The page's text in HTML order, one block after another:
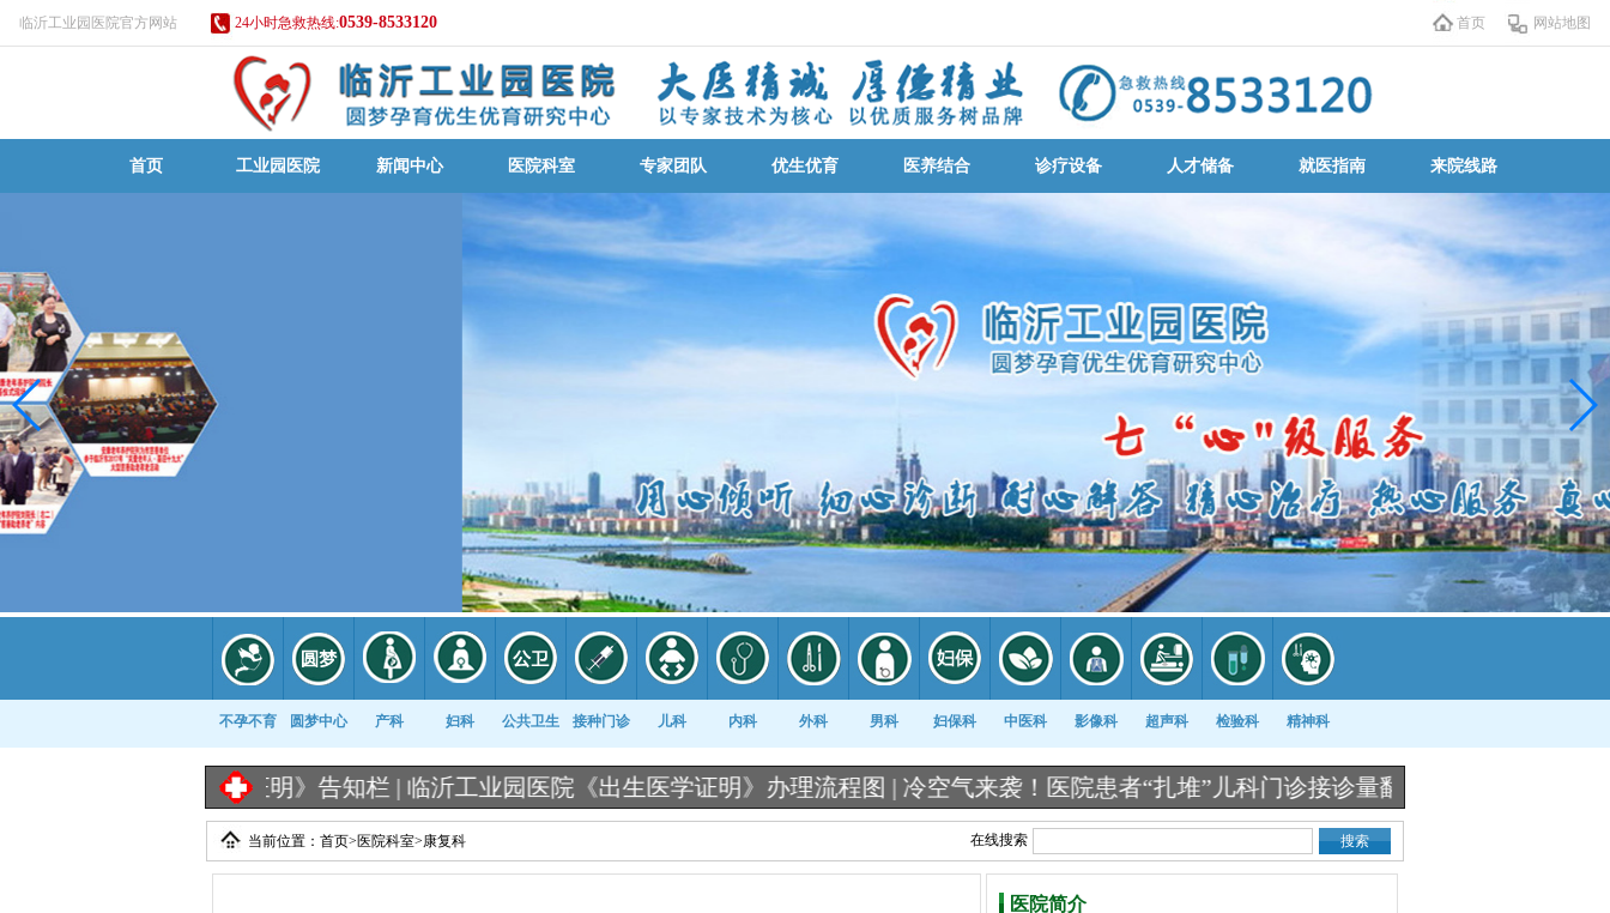
临沂工业园医院官方网站 24小时急救热线:0539-8533120 首页 网站地图
首页 工业园医院 新闻中心 医院科室 专家团队 优生优育 医养结合 诊疗设备 人才储备 就医指南 来院线路
不孕不育 圆梦中心 产科 妇科 公共卫生 接种门诊 儿科 内科 外科 男科 妇保科 中医科 影像科 超声科 检验科 精神科
康复科
临沂工业园医院《出生医学证明》办理流程图 |冷空气来袭！医院患者“扎堆”儿科门诊接诊量翻番 |临沂工业园医院春节后迎来第一
当前位置： 首页> 医院科室>康复科 在线搜索
医院简介